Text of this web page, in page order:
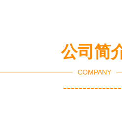
公司简
COMPANY